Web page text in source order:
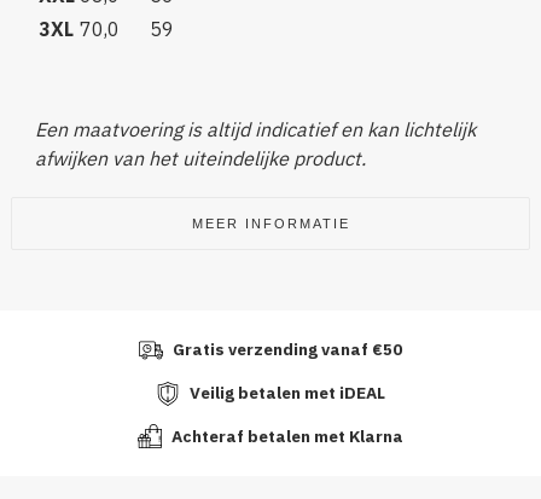
3XL 70,0 59
Een maatvoering is altijd indicatief en kan lichtelijk
afwijken van het uiteindelijke product.
MEER INFORMATIE
Gratis verzending vanaf €50
Veilig betalen met iDEAL
Achteraf betalen met Klarna